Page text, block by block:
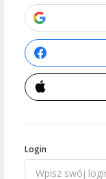
Login